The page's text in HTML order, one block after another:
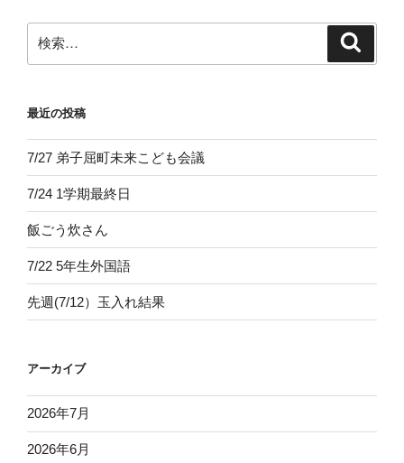
ン
索:
最近の投稿
7/27 弟子屈町未来こども会議
7/24 1学期最終日
飯ごう炊さん
7/22 5年生外国語
先週(7/12）玉入れ結果
アーカイブ
2026年7月
2026年6月